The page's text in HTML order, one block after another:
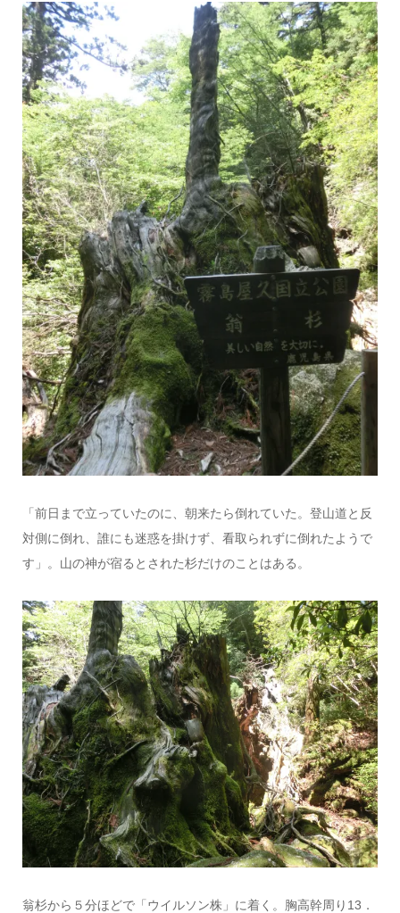
「前日まで立っていたのに、朝来たら倒れていた。登山道と反
対側に倒れ、誰にも迷惑を掛けず、看取られずに倒れたようで
す」。山の神が宿るとされた杉だけのことはある。
翁杉から５分ほどで「ウイルソン株」に着く。胸高幹周り13．